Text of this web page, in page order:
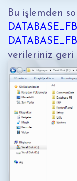
Bu işlemden
DATABASE_FB
DATABASE_FB
verileriniz geri